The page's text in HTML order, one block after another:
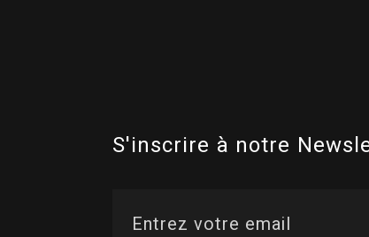
S'inscrire à notre